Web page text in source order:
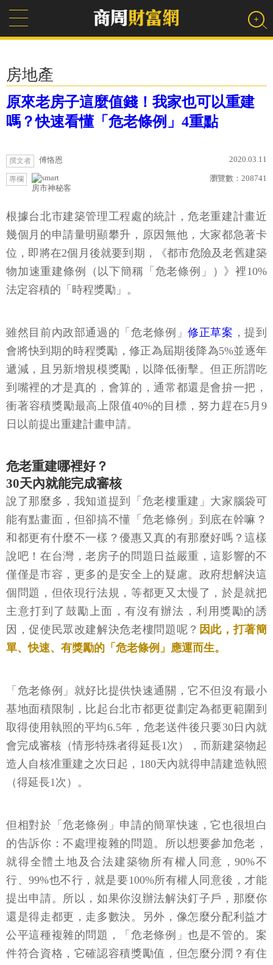
房地產
原來老房子這麼值錢！我家也可以重建
嗎？快速看懂「危老條例」4重點
撰文者 傅恪恩 2020.03.11
專欄
房市神秘客
瀏覽數： 208741
根據台北市建築管理工程處的統計，危老重建計畫近
幾個月的申請量明顯攀升，原因無他，大家都急著卡
位，即將在2個月後就要到期，《都市危險及老舊建築
物加速重建條例（以下簡稱「危老條例」）》裡10%
法定容積的「時程獎勵」。
雖然目前內政部通過的「危老條例」修正草案 ，提到
會將快到期的時程獎勵，修正為屆期後降為5%並逐年
遞減，且另新增規模獎勵，以降低衝擊。但正所謂吃
到嘴裡的才是真的，會算的，通常都還是會拚一把，
衝著容積獎勵最高上限值40%的目標，努力趕在5月9
日以前提出重建計畫申請。
危老重建哪裡好？
30天內就能完成審核
說了那麼多，我知道提到「危老樓重建」大家腦袋可
能有點畫面，但卻搞不懂「危老條例」到底在幹嘛？
和都更有什麼不一樣？優惠又真的有那麼好嗎？這樣
說吧！在台灣，老房子的問題日益嚴重，這影響的不
僅僅是市容，更多的是安全上的疑慮。政府想解決這
個問題，但依現行法規，等都更又太慢了，於是就把
主意打到了鼓勵上面，有沒有辦法，利用獎勵的誘
因，促使民眾改建解決危老樓問題呢？ 因此，打著簡
單、快速、有獎勵的「危老條例」應運而生。
「危老條例」就好比提供快速通關，它不但沒有最小
基地面積限制，比起台北市都更從劃定為都更範圍到
取得使用執照的平均6.5年，危老送件後只要30日內就
會完成審核（情形特殊者得延長1次），而新建築物起
造人自核准重建之次日起，180天內就得申請建造執照
（得延長1次）。
但相對於「危老條例」申請的簡單快速，它也很坦白
的告訴你：不處理複雜的問題。所以想要參加危老，
就得全體土地及合法建築物所有權人同意，90%不
行、99%也不行，就是要100%所有權人同意後，才能
提出申請。所以，如果你沒辦法解決釘子戶，那麼你
還是得走都更，走多數決。另外，像怎麼分配利益才
公平這種複雜的問題，「危老條例」也是不管的。案
件符合資格，它確認容積獎勵值，但怎麼分潤？有住